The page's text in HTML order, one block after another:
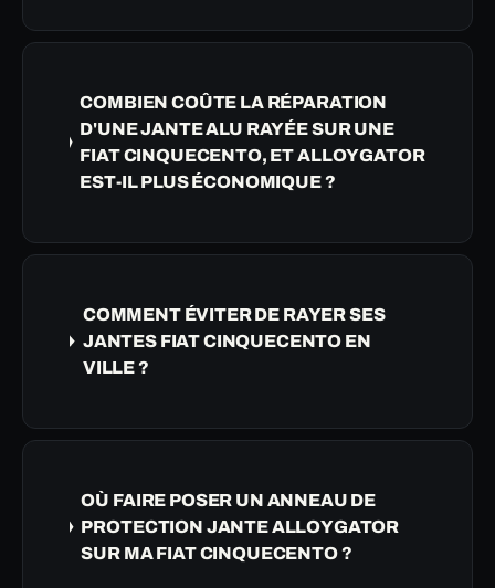
COMBIEN COÛTE LA RÉPARATION
D'UNE JANTE ALU RAYÉE SUR UNE
FIAT CINQUECENTO, ET ALLOYGATOR
EST-IL PLUS ÉCONOMIQUE ?
COMMENT ÉVITER DE RAYER SES
JANTES FIAT CINQUECENTO EN
VILLE ?
OÙ FAIRE POSER UN ANNEAU DE
PROTECTION JANTE ALLOYGATOR
SUR MA FIAT CINQUECENTO ?